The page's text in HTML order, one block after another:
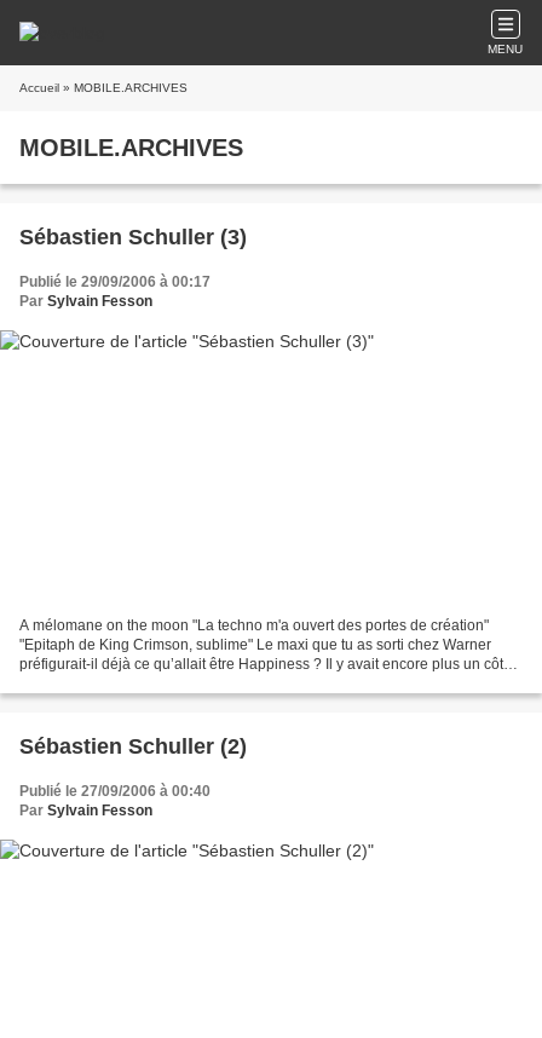
MENU
Accueil » MOBILE.ARCHIVES
MOBILE.ARCHIVES
Sébastien Schuller (3)
Publié le 29/09/2006 à 00:17
Par Sylvain Fesson
A mélomane on the moon "La techno m'a ouvert des portes de création"
"Epitaph de King Crimson, sublime" Le maxi que tu as sorti chez Warner
préfigurait-il déjà ce qu’allait être Happiness ? Il y avait encore plus un côté
Sébastien Schuller (2)
Publié le 27/09/2006 à 00:40
Par Sylvain Fesson